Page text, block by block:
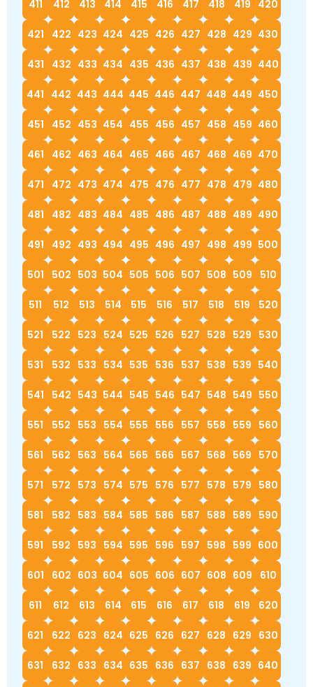
411 412 413 414 415 416 417 418 419 420
421 422 423 424 425 426 427 428 429 430
431 432 433 434 435 436 437 438 439 440
441 442 443 444 445 446 447 448 449 450
451 452 453 454 455 456 457 458 459 460
461 462 463 464 465 466 467 468 469 470
471 472 473 474 475 476 477 478 479 480
481 482 483 484 485 486 487 488 489 490
491 492 493 494 495 496 497 498 499 500
501 502 503 504 505 506 507 508 509 510
511 512 513 514 515 516 517 518 519 520
521 522 523 524 525 526 527 528 529 530
531 532 533 534 535 536 537 538 539 540
541 542 543 544 545 546 547 548 549 550
551 552 553 554 555 556 557 558 559 560
561 562 563 564 565 566 567 568 569 570
571 572 573 574 575 576 577 578 579 580
581 582 583 584 585 586 587 588 589 590
591 592 593 594 595 596 597 598 599 600
601 602 603 604 605 606 607 608 609 610
611 612 613 614 615 616 617 618 619 620
621 622 623 624 625 626 627 628 629 630
631 632 633 634 635 636 637 638 639 640